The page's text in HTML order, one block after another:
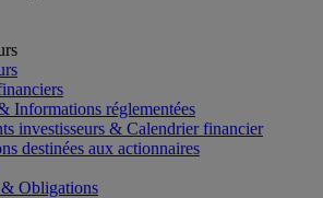
Informations réglementées
investisseurs & Calendrier financier
destinées aux actionnaires
Obligations